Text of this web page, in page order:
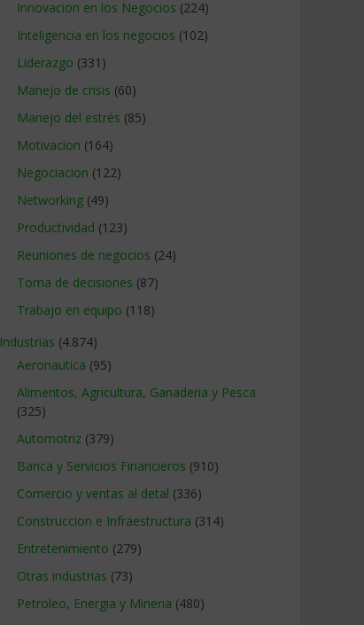
Innovacion en los Negocios (224)
Inteligencia en los negocios (102)
Liderazgo (331)
Manejo de crisis (60)
Manejo del estrés (85)
Motivacion (164)
Negociacion (122)
Networking (49)
Productividad (123)
Reuniones de negocios (24)
Toma de decisiones (87)
Trabajo en equipo (118)
Industrias (4.874)
Aeronautica (95)
Alimentos, Agricultura, Ganaderia y Pesca
(325)
Automotriz (379)
Banca y Servicios Financieros (910)
Comercio y ventas al detal (336)
Construccion e Infraestructura (314)
Entretenimiento (279)
Otras industrias (73)
Petroleo, Energia y Mineria (480)